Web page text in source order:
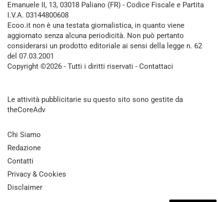
Emanuele II, 13, 03018 Paliano (FR) - Codice Fiscale e Partita
I.V.A. 03144800608
Ecoo.it non è una testata giornalistica, in quanto viene
aggiornato senza alcuna periodicità. Non può pertanto
considerarsi un prodotto editoriale ai sensi della legge n. 62
del 07.03.2001
Copyright ©2026 - Tutti i diritti riservati - Contattaci
Le attività pubblicitarie su questo sito sono gestite da
theCoreAdv
Chi Siamo
Redazione
Contatti
Privacy & Cookies
Disclaimer